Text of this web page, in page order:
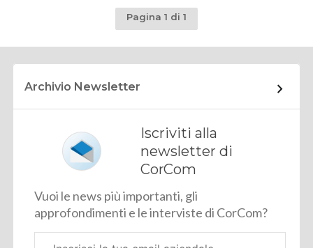
Pagina 1 di 1
Archivio Newsletter
Iscriviti alla
newsletter di
CorCom
Vuoi le news più importanti, gli
approfondimenti e le interviste di CorCom?